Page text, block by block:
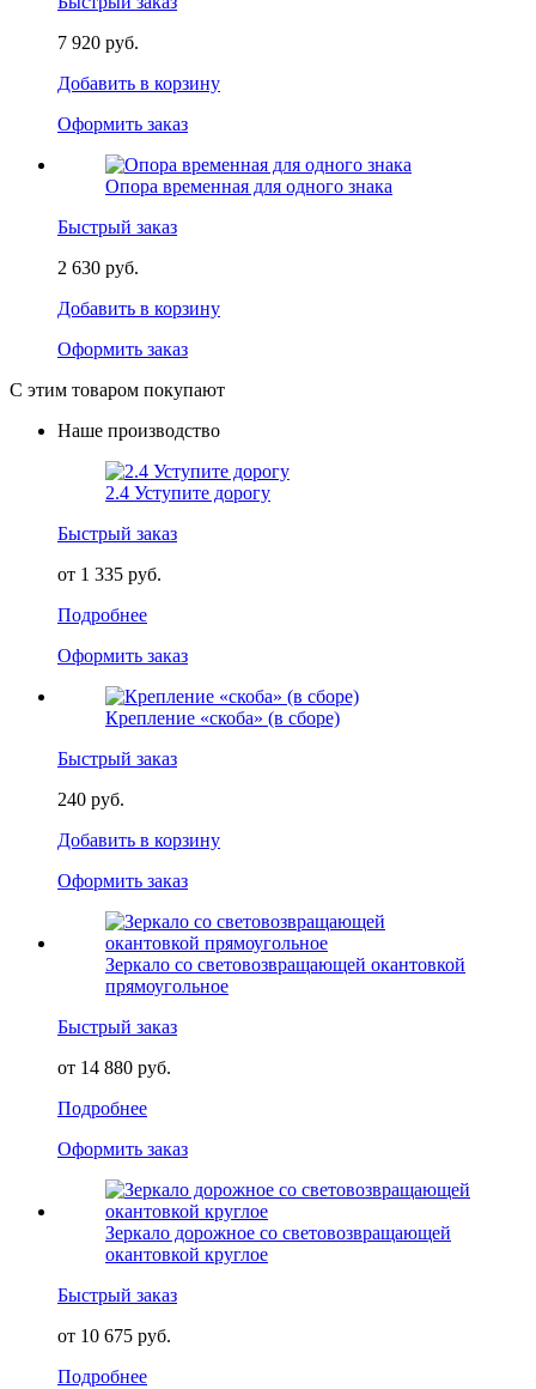
7 920 руб.
Добавить в корзину
Оформить заказ
Опора временная для одного знака
Быстрый заказ
2 630 руб.
Добавить в корзину
Оформить заказ
С этим товаром покупают
Наше производство
2.4 Уступите дорогу
Быстрый заказ
от 1 335 руб.
Подробнее
Оформить заказ
Крепление «скоба» (в сборе)
Быстрый заказ
240 руб.
Добавить в корзину
Оформить заказ
Зеркало со световозвращающей окантовкой
прямоугольное
Быстрый заказ
от 14 880 руб.
Подробнее
Оформить заказ
Зеркало дорожное со световозвращающей
окантовкой круглое
Быстрый заказ
от 10 675 руб.
Подробнее